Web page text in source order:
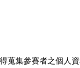
蒐集參賽者之個人